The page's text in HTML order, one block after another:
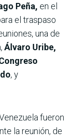
Peña, en el
el traspaso
una de
Álvaro Uribe,
, y
fueron
la reunión, de